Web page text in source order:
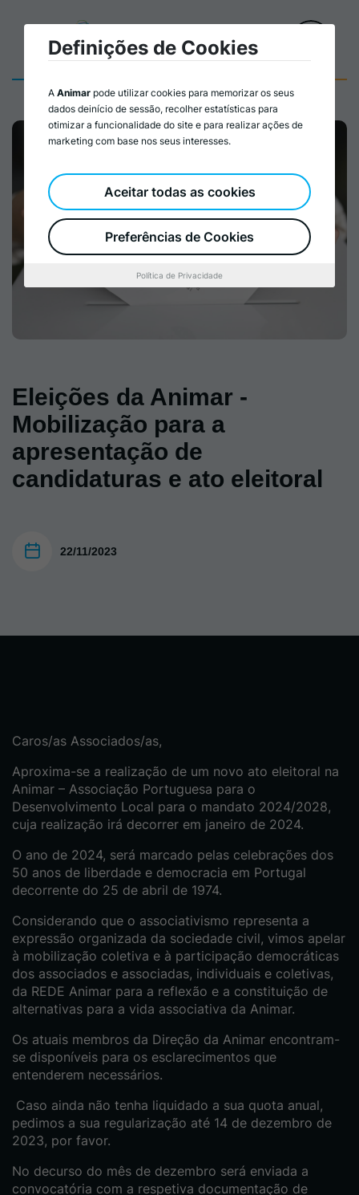
Eleições da Animar -
Mobilização para a
apresentação de
candidaturas e ato eleitoral
22/11/2023
Caros/as Associados/as,
Aproxima-se a realização de um novo ato eleitoral na
Animar – Associação Portuguesa para o
Desenvolvimento Local para o mandato 2024/2028,
cuja realização irá decorrer em janeiro de 2024.
O ano de 2024, será marcado pelas celebrações dos
50 anos de liberdade e democracia em Portugal
decorrente do 25 de abril de 1974.
Considerando que o associativismo representa a
expressão organizada da sociedade civil, vimos apelar
à mobilização coletiva e à participação democráticas
dos associados e associadas, individuais e coletivas,
da REDE Animar para a reflexão e a constituição de
alternativas para a vida associativa da Animar.
Os atuais membros da Direção da Animar encontram-
se disponíveis para os esclarecimentos que
entenderem necessários.
Caso ainda não tenha liquidado a sua quota anual,
pedimos a sua regularização até 14 de dezembro de
2023, por favor.
No decurso do mês de dezembro será enviada a
convocatória com a respetiva documentação de
Definições de Cookies
A Animar pode utilizar cookies para memorizar os seus
dados deinício de sessão, recolher estatísticas para
otimizar a funcionalidade do site e para realizar ações de
marketing com base nos seus interesses.
Preferências de Cookies
Aceitar todas as cookies
Política de Privacidade